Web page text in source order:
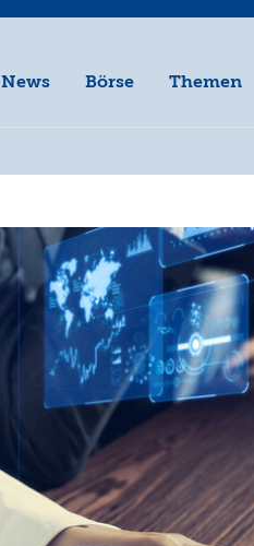
News Börse Themen